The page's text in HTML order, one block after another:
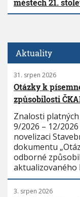
městech 21.
Aktuality
31. srpen 2026
Otázky k
způsobilosti
Znalosti
9/2026 – 12/
novelizaci
dokumentu
odborné
aktualizovaného
3. srpen 2026